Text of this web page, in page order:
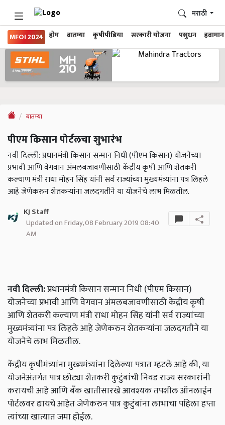
MFOI 2024 होम बातम्या कृषीपीडिया सरकारी योजना पशुधन हवामान
मराठी
बातम्या
पीएम किसान पोर्टलचा शुभारंभ
नवी दिल्ली: प्रधानमंत्री किसान सन्मान निधी (पीएम किसान) योजनेच्या
प्रभावी आणि वेगवान अंमलबजावणीसाठी केंद्रीय कृषी आणि शेतकरी
कल्याण मंत्री राधा मोहन सिंह यांनी सर्व राज्यांच्या मुख्यमंत्र्यांना पत्र लिहले
आहे जेणेकरुन शेतकऱ्यांना जलदगतीने या योजनेचे लाभ मिळतील.
KJ Staff
Updated on Friday, 08 February 2019 08:40
AM
नवी दिल्ली:प्रधानमंत्री किसान सन्मान निधी (पीएम किसान)
योजनेच्या प्रभावी आणि वेगवान अंमलबजावणीसाठी केंद्रीय कृषी
आणि शेतकरी कल्याण मंत्री राधा मोहन सिंह यांनी सर्व राज्यांच्या
मुख्यमंत्र्यांना पत्र लिहले आहे जेणेकरुन शेतकऱ्यांना जलदगतीने या
योजनेचे लाभ मिळतील.
केंद्रीय कृषीमंत्र्यांना मुख्यमंत्र्यांना दिलेल्या पत्रात म्हटले आहे की, या
योजनेअंतर्गत पात्र छोट्या शेतकरी कुटुंबांची निवड राज्य सरकारांनी
करायची आहे आणि बँक खातीसारखे आवश्यक तपशील ऑनलाईन
पोर्टलवर द्यायचे आहेत जेणेकरुन पात्र कुटुंबांना लाभाचा पहिला हप्ता
त्यांच्या खात्यात जमा होईल.